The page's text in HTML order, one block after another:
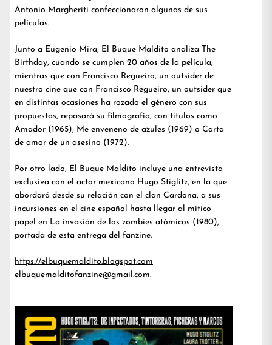
Antonio Margheriti confeccionaron algunas de sus
películas.
Junto a Eugenio Mira, El Buque Maldito analiza The
Birthday, cuando se cumplen 20 años de la película;
mientras que con Francisco Regueiro, un outsider de
nuestro cine que con Francisco Regueiro, un outsider que
en distintas ocasiones ha rozado el género con sus
propuestas, repasará su filmografía, con títulos como
Amador (1965), Me enveneno de azules (1969) o Carta
de amor de un asesino (1972).
Por otro lado, El Buque Maldito incluye una entrevista
exclusiva con el actor mexicano Hugo Stiglitz, en la que
abordará desde su relación con el clan Cardona, a sus
incursiones en el cine español hasta llegar al mítico
papel en La invasión de los zombies atómicos (1980),
portada de esta entrega del fanzine.
https://elbuquemaldito.blogspot.com
elbuquemalditofanzine@gmail.com.